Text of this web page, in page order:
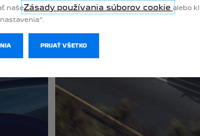
našeZásady používania súborov cookie alebo
PRIJAŤ VŠETKO